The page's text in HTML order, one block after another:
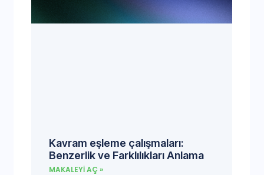
Kavram eşleme çalışmaları:
Benzerlik ve Farklılıkları Anlama
MAKALEYI AÇ »